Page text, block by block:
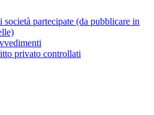
società partecipate (da pubblicare in
privato controllati